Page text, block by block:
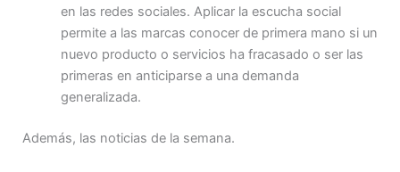
en las redes sociales. Aplicar la escucha social
permite a las marcas conocer de primera mano si un
nuevo producto o servicios ha fracasado o ser las
primeras en anticiparse a una demanda
generalizada.
Además, las noticias de la semana.